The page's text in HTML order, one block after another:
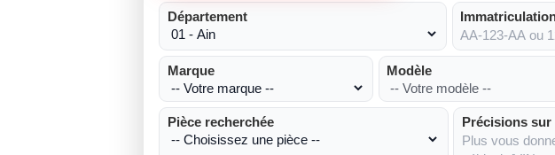
Département
Marque Modèle
Pièce recherchée Précisions sur